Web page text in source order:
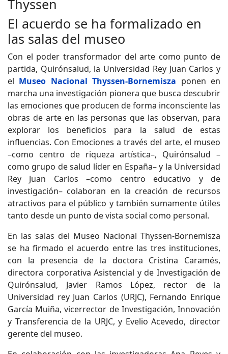
Thyssen
El acuerdo se ha formalizado en
las salas del museo
Con el poder transformador del arte como punto de
partida, Quirónsalud, la Universidad Rey Juan Carlos y
el Museo Nacional Thyssen-Bornemisza ponen en
marcha una investigación pionera que busca descubrir
las emociones que producen de forma inconsciente las
obras de arte en las personas que las observan, para
explorar los beneficios para la salud de estas
influencias. Con Emociones a través del arte, el museo
–como centro de riqueza artística–, Quirónsalud –
como grupo de salud líder en España– y la Universidad
Rey Juan Carlos –como centro educativo y de
investigación– colaboran en la creación de recursos
atractivos para el público y también sumamente útiles
tanto desde un punto de vista social como personal.
En las salas del Museo Nacional Thyssen-Bornemisza
se ha firmado el acuerdo entre las tres instituciones,
con la presencia de la doctora Cristina Caramés,
directora corporativa Asistencial y de Investigación de
Quirónsalud, Javier Ramos López, rector de la
Universidad rey Juan Carlos (URJC), Fernando Enrique
García Muiña, vicerrector de Investigación, Innovación
y Transferencia de la URJC, y Evelio Acevedo, director
gerente del museo.